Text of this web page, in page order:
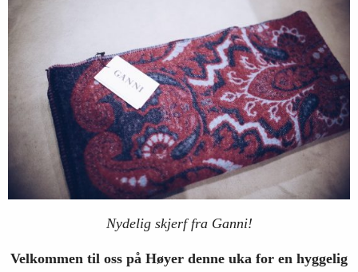
Nydelig skjerf fra Ganni!
Velkommen til oss på Høyer denne uka for en hyggelig